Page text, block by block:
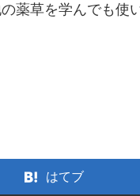
薬草を学んでも使
はてブ